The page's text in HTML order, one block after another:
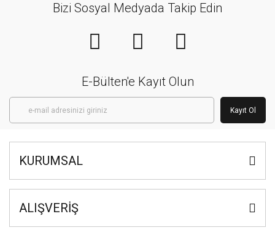
Bizi Sosyal Medyada Takip Edin
E-Bülten'e Kayıt Olun
Kayıt Ol
KURUMSAL
ALIŞVERİŞ